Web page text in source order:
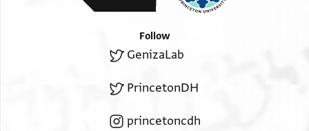
Follow
GenizaLab
PrincetonDH
princetoncdh